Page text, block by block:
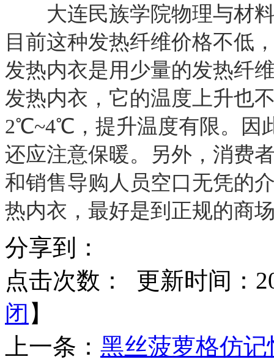
大连民族学院物理与材料
目前这种发热纤维价格不低
发热内衣是用少量的发热纤
发热内衣，它的温度上升也
2℃~4℃，提升温度有限。因
还应注意保暖。另外，消费
和销售导购人员空口无凭的
热内衣，最好是到正规的商
分享到：
点击次数：
更新时间：
闭 】
上一条： 黑丝菠萝格仿记